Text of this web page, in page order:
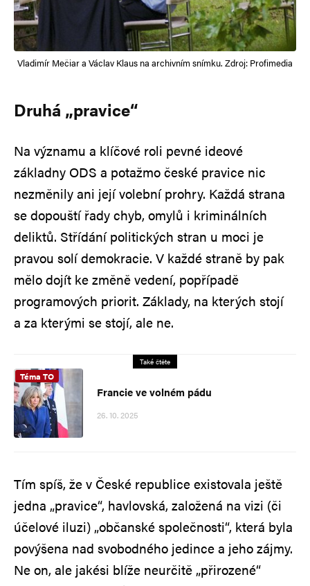
Vladimír Mečiar a Václav Klaus na archivním snímku. Zdroj: Profimedia
Druhá „pravice“
Na významu a klíčové roli pevné ideové
základny ODS a potažmo české pravice nic
nezměnily ani její volební prohry. Každá strana
se dopouští řady chyb, omylů i kriminálních
deliktů. Střídání politických stran u moci je
pravou solí demokracie. V každé straně by pak
mělo dojít ke změně vedení, popřípadě
programových priorit. Základy, na kterých stojí
a za kterými se stojí, ale ne.
Také čtěte
Téma TO
Francie ve volném pádu
26. 10. 2025
Tím spíš, že v České republice existovala ještě
jedna „pravice“, havlovská, založená na vizi (či
účelové iluzi) „občanské společnosti“, která byla
povýšena nad svobodného jedince a jeho zájmy.
Ne on, ale jakési blíže neurčitě „přirozené“